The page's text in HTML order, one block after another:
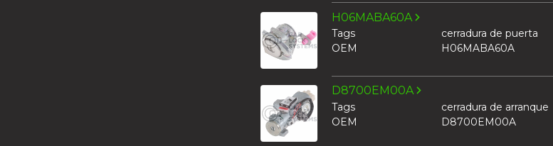
H06MABA60A
Tags
cerradura de puerta
OEM
H06MABA60A
D8700EM00A
Tags
cerradura de arranque
OEM
D8700EM00A